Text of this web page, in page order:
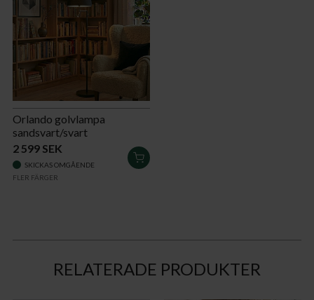
Orlando golvlampa
sandsvart/svart
2 599 SEK
LÄGG
I
SKICKAS OMGÅENDE
FLER FÄRGER
RELATERADE PRODUKTER